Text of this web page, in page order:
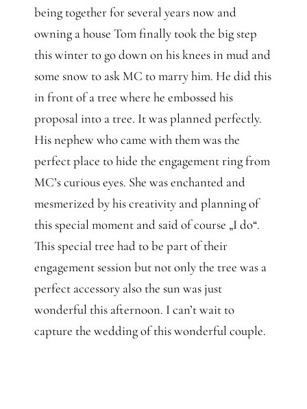
being together for several years now and
owning a house Tom finally took the big step
this winter to go down on his knees in mud and
some snow to ask MC to marry him. He did this
in front of a tree where he embossed his
proposal into a tree. It was planned perfectly.
His nephew who came with them was the
perfect place to hide the engagement ring from
MC’s curious eyes. She was enchanted and
mesmerized by his creativity and planning of
this special moment and said of course „I do“.
This special tree had to be part of their
engagement session but not only the tree was a
perfect accessory also the sun was just
wonderful this afternoon. I can’t wait to
capture the wedding of this wonderful couple.